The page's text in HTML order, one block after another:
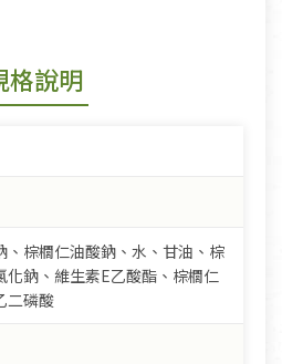
格說明
、棕櫚仁油酸鈉、水、甘油、棕
化鈉、維生素E乙酸酯、棕櫚仁
二磷酸